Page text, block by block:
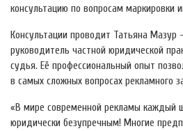
консультацию по вопросам маркировки
Консультации проводит Татьяна Мазур
руководитель частной юридической
судья. Её профессиональный опыт
в самых сложных вопросах рекламного
«В мире современной рекламы каждый
юридически безупречным! Многие